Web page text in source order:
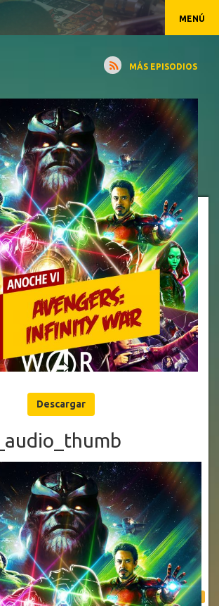
MENÚ
MÁS EPISODIOS
Descargar